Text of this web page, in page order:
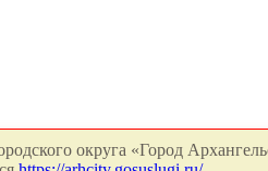
округа «Город